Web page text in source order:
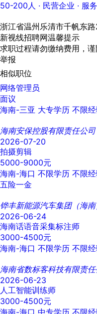
50-200人 · 民营企业 · 服
浙江省温州乐清市千帆东
新视线招聘网温馨提示
求职过程请勿缴纳费用，
举报
相似职位
网络管理员
面议
海南-三亚 大专学历 不限
海南安保控股有限责任公司
2026-07-20
拍摄剪辑
5000-9000元
海南-海口 不限学历 不限
五险一金
铧丰新能源汽车集团（海
2026-06-24
海南话语音采集标注师
3000-4500元
海南-海口 不限学历 不限
海南省数标客科技有限责
2026-06-23
人工智能训练师
3000-4500元
海南-海口 中专学历 不限